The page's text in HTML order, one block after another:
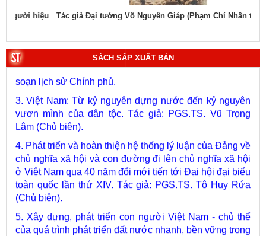
Tác giả Đại tướng Võ Nguyên Giáp (Phạm Chí Nhân thể hiện)
SÁCH SẮP XUẤT BẢN
2. Lịch sử Chính phủ (5 tập). Tác giả: Ban Chỉ đạo biên
soạn lịch sử Chính phủ.
3. Việt Nam: Từ kỷ nguyên dựng nước đến kỷ nguyên
Lâm (Chủ biên).
4. Phát triển và hoàn thiện hệ thống lý luận của Đảng về
ở Việt Nam qua 40 năm đổi mới tiến tới Đại hội đại biểu
toàn quốc lần thứ XIV. Tác giả: PGS.TS. Tô Huy Rứa
(Chủ biên).
5. Xây dựng, phát triển con người Việt Nam - chủ thể
giai đoạn mới. Tác giả: Vũ Thị Phương Hậu (Chủ biên).